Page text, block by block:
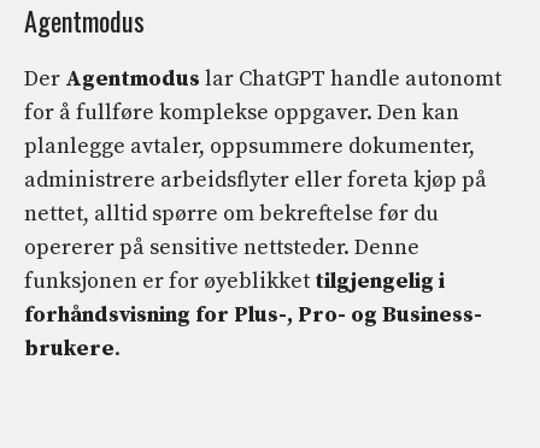
Agentmodus
Der Agentmodus lar ChatGPT handle autonomt
for å fullføre komplekse oppgaver. Den kan
planlegge avtaler, oppsummere dokumenter,
administrere arbeidsflyter eller foreta kjøp på
nettet, alltid spørre om bekreftelse før du
opererer på sensitive nettsteder. Denne
funksjonen er for øyeblikket tilgjengelig i
forhåndsvisning for Plus-, Pro- og Business-
brukere.